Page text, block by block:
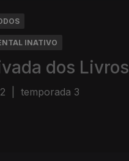
INATIVO
dos Livros
temporada 3